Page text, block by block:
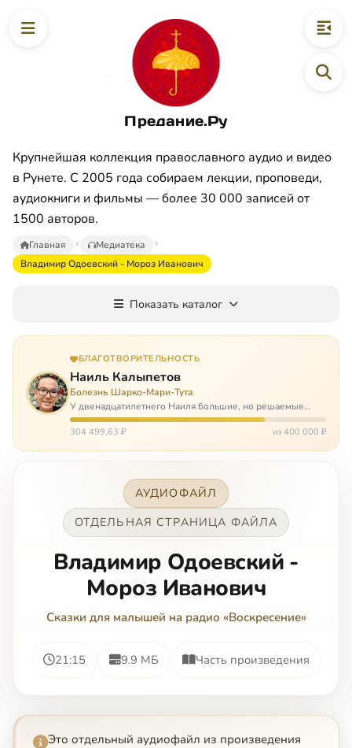
Предание.Ру
Крупнейшая коллекция православного аудио и видео
в Рунете. С 2005 года собираем лекции, проповеди,
аудиокниги и фильмы — более 30 000 записей от
1500 авторов.
Главная
Медиатека
Владимир Одоевский - Мороз Иванович
Показать каталог
БЛАГОТВОРИТЕЛЬНОСТЬ
Наиль Калыпетов
Болезнь Шарко-Мари-Тута
У двенадцатилетнего Наиля большие, но решаемые
проблемы. Он болен редкой болезнью, которая ставит
перед ним множество непростых задача, угрожая в
304 499,63 ₽ из 400 000 ₽
АУДИОФАЙЛ
ОТДЕЛЬНАЯ СТРАНИЦА ФАЙЛА
Владимир Одоевский -
Мороз Иванович
Сказки для малышей на радио «Воскресение»
21:15 9.9 МБ Часть произведения
Это отдельный аудиофайл из произведения